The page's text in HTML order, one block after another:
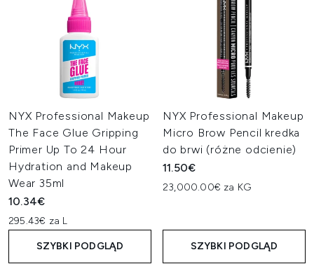
NYX Professional Makeup
The Face Glue Gripping
Primer Up To 24 Hour
Hydration and Makeup
Wear 35ml
10.34€
295.43€ za L
SZYBKI PODGLĄD
NYX Professional Makeup
Micro Brow Pencil kredka
do brwi (różne odcienie)
11.50€
23,000.00€ za KG
SZYBKI PODGLĄD